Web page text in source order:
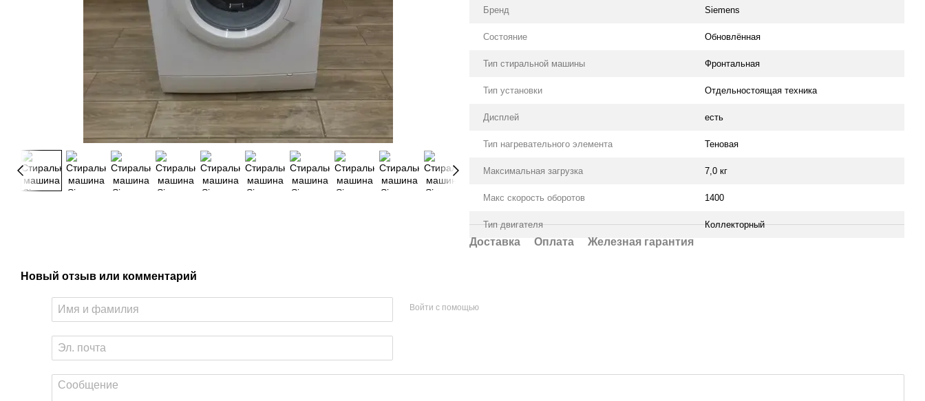
Бренд Siemens
Состояние Обновлённая
Тип стиральной машины Фронтальная
Тип установки Отдельностоящая техника
Дисплей есть
Тип нагревательного элемента Теновая
Максимальная загрузка 7,0 кг
Макс скорость оборотов 1400
Тип двигателя Коллекторный
Доставка Оплата Железная гарантия
Новый отзыв или комментарий
Войти с помощью